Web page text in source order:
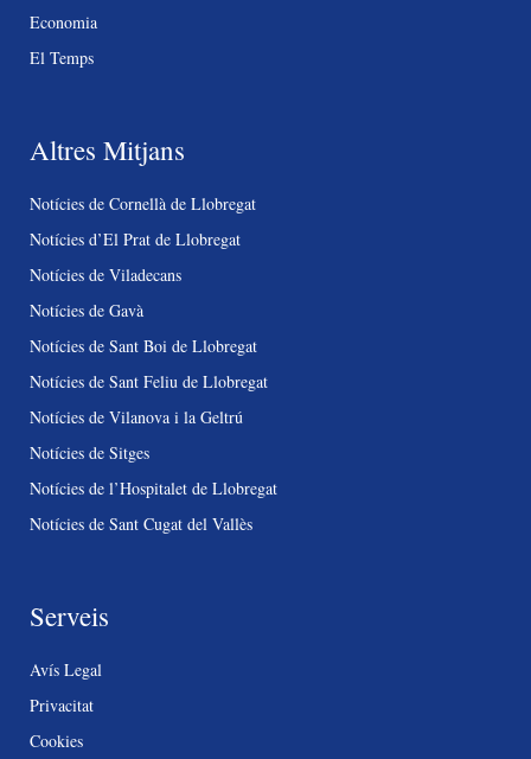
Economia
El Temps
Altres Mitjans
Notícies de Cornellà de Llobregat
Notícies d’El Prat de Llobregat
Notícies de Viladecans
Notícies de Gavà
Notícies de Sant Boi de Llobregat
Notícies de Sant Feliu de Llobregat
Notícies de Vilanova i la Geltrú
Notícies de Sitges
Notícies de l’Hospitalet de Llobregat
Notícies de Sant Cugat del Vallès
Serveis
Avís Legal
Privacitat
Cookies